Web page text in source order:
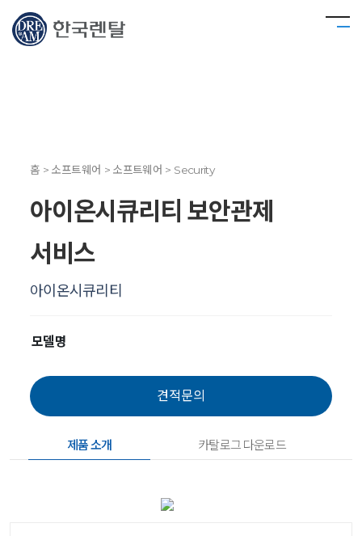
홈 > 소프트웨어 > 소프트웨어 > Security
아이온시큐리티 보안관제
서비스
아이온시큐리티
모델명
제품 소개 카탈로그 다운로드